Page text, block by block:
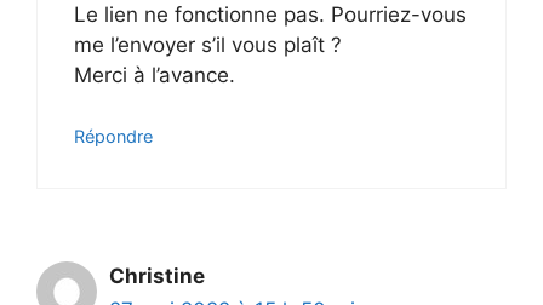
Le lien ne fonctionne pas. Pourriez-vous
me l’envoyer s’il vous plaît ?
Merci à l’avance.
Répondre
Christine